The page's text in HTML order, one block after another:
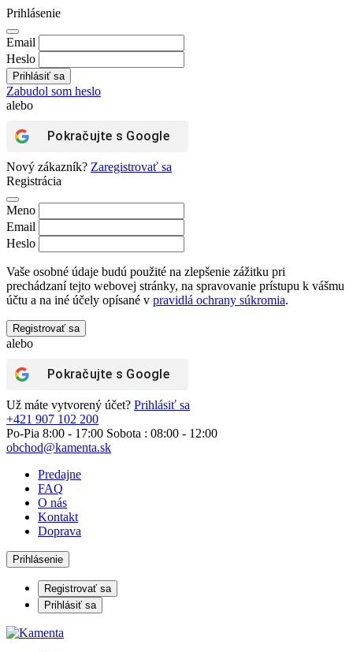
Prihlásenie
Email
Heslo
Zabudol som heslo
alebo
Pokračujte s Google
Nový zákazník? Zaregistrovať sa
Registrácia
Meno
Email
Heslo
Vaše osobné údaje budú použité na zlepšenie zážitku pri
prechádzaní tejto webovej stránky, na spravovanie prístupu k vášmu
účtu a na iné účely opísané v pravidlá ochrany súkromia.
Registrovať sa
alebo
Pokračujte s Google
Už máte vytvorený účet? Prihlásiť sa
+421 907 102 200
Po-Pia 8:00 - 17:00 Sobota : 08:00 - 12:00
obchod@kamenta.sk
Predajne
FAQ
O nás
Kontakt
Doprava
Prihlásenie
Registrovať sa
Prihlásiť sa